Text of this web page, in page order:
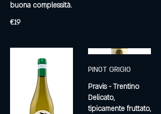
buona complessità.
€19
PINOT GRIGIO
Pravis - Trentino
Delicato,
tipicamente fruttato,